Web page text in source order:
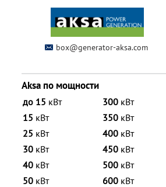
box@generator-aksa.com
Aksa по мощности
до 15 кВт
15 кВт
25 кВт
30 кВт
40 кВт
50 кВт
300 кВт
350 кВт
400 кВт
450 кВт
500 кВт
600 кВт